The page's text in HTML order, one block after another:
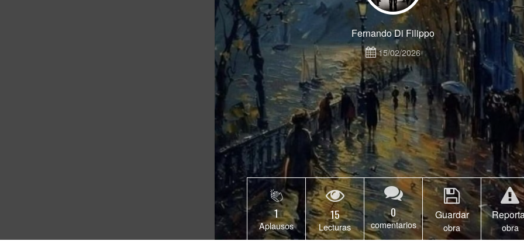
Fernando Di Filippo
15/02/2026
1
Aplausos
15
Lecturas
0
comentarios
Guardar
obra obra